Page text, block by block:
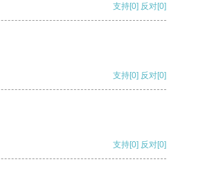
支持[0] 反对[0]
支持[0] 反对[0]
支持[0] 反对[0]